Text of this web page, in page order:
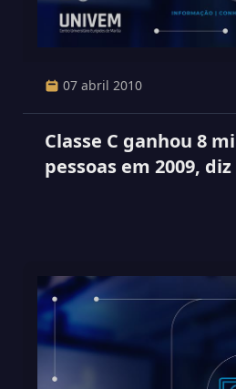
07 abril 2010
Classe C ganhou 8
pessoas em 2009,